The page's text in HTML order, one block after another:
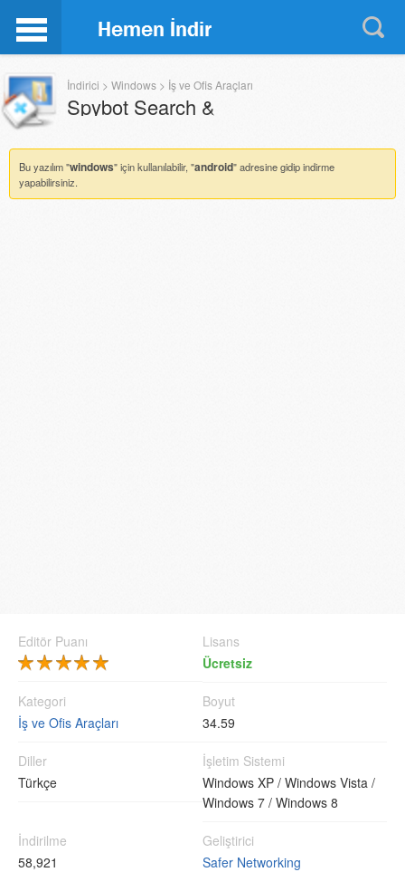
İndirici > Windows > İş ve Ofis Araçları
Spybot Search &
Bu yazılım "windows" için kullanılabilir, "android" adresine gidip indirme
yapabilirsiniz.
Editör Puanı
Lisans
Ücretsiz
Kategori
İş ve Ofis Araçları
Boyut
34.59
Diller
Türkçe
İşletim Sistemi
Windows XP / Windows Vista /
Windows 7 / Windows 8
İndirilme
58,921
Geliştirici
Safer Networking